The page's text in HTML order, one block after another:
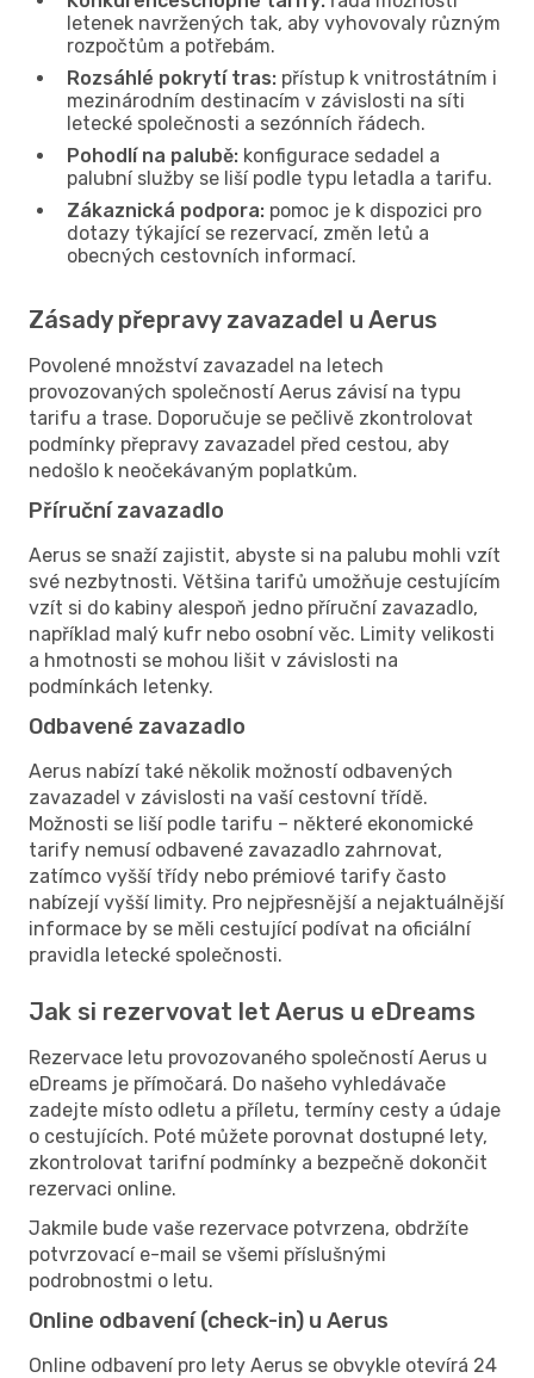
letenek navržených tak, aby vyhovovaly různým
rozpočtům a potřebám.
Rozsáhlé pokrytí tras: přístup k vnitrostátním i
mezinárodním destinacím v závislosti na síti
letecké společnosti a sezónních řádech.
Pohodlí na palubě: konfigurace sedadel a
palubní služby se liší podle typu letadla a tarifu.
Zákaznická podpora: pomoc je k dispozici pro
dotazy týkající se rezervací, změn letů a
obecných cestovních informací.
Zásady přepravy zavazadel u Aerus
Povolené množství zavazadel na letech
provozovaných společností Aerus závisí na typu
tarifu a trase. Doporučuje se pečlivě zkontrolovat
podmínky přepravy zavazadel před cestou, aby
nedošlo k neočekávaným poplatkům.
Příruční zavazadlo
Aerus se snaží zajistit, abyste si na palubu mohli vzít
své nezbytnosti. Většina tarifů umožňuje cestujícím
vzít si do kabiny alespoň jedno příruční zavazadlo,
například malý kufr nebo osobní věc. Limity velikosti
a hmotnosti se mohou lišit v závislosti na
podmínkách letenky.
Odbavené zavazadlo
Aerus nabízí také několik možností odbavených
zavazadel v závislosti na vaší cestovní třídě.
Možnosti se liší podle tarifu – některé ekonomické
tarify nemusí odbavené zavazadlo zahrnovat,
zatímco vyšší třídy nebo prémiové tarify často
nabízejí vyšší limity. Pro nejpřesnější a nejaktuálnější
informace by se měli cestující podívat na oficiální
pravidla letecké společnosti.
Jak si rezervovat let Aerus u eDreams
Rezervace letu provozovaného společností Aerus u
eDreams je přímočará. Do našeho vyhledávače
zadejte místo odletu a příletu, termíny cesty a údaje
o cestujících. Poté můžete porovnat dostupné lety,
zkontrolovat tarifní podmínky a bezpečně dokončit
rezervaci online.
Jakmile bude vaše rezervace potvrzena, obdržíte
potvrzovací e-mail se všemi příslušnými
podrobnostmi o letu.
Online odbavení (check-in) u Aerus
Online odbavení pro lety Aerus se obvykle otevírá 24